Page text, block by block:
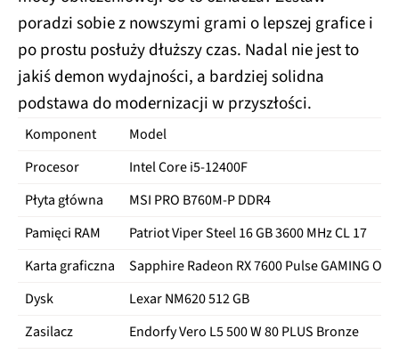
poradzi sobie z nowszymi grami o lepszej grafice i
po prostu posłuży dłuższy czas. Nadal nie jest to
jakiś demon wydajności, a bardziej solidna
podstawa do modernizacji w przyszłości.
Komponent
Model
Procesor
Intel Core i5‑12400F
Płyta główna
MSI PRO B760M-P DDR4
Pamięci RAM
Patriot Viper Steel 16 GB 3600 MHz CL 17
Karta graficzna
Sapphire Radeon RX 7600 Pulse GAMING OC
Dysk
Lexar NM620 512 GB
Zasilacz
Endorfy Vero L5 500 W 80 PLUS Bronze